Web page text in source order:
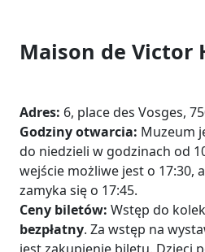
Maison de Victor
Adres: 6, place des Vosges,
Godziny otwarcia: Muzeum
do niedzieli w godzinach od
wejście możliwe jest o 17:30,
zamyka się o 17:45​.
Ceny biletów: Wstęp do
bezpłatny. Za wstęp na